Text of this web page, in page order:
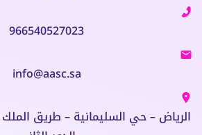
966540527023
info@aasc.sa